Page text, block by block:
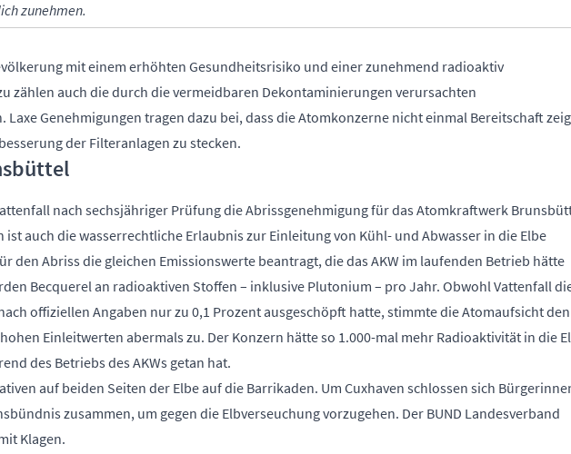
zunehmen.
mit einem erhöhten Gesundheitsrisiko und einer zunehmend radioaktiv
zählen auch die durch die vermeidbaren Dekontaminierungen verursachten
Laxe Genehmigungen tragen dazu bei, dass die Atomkonzerne nicht einmal Bereitschaft
der Filteranlagen zu stecken.
nach sechsjähriger Prüfung die Abrissgenehmigung für das Atomkraftwerk
ist auch die wasserrechtliche Erlaubnis zur Einleitung von Kühl- und Abwasser in die Elbe
den Abriss die gleichen Emissionswerte beantragt, die das AKW im laufenden Betrieb hätte
Becquerel an radioaktiven Stoffen – inklusive Plutonium – pro Jahr. Obwohl Vattenfall
offiziellen Angaben nur zu 0,1 Prozent ausgeschöpft hatte, stimmte die Atomaufsicht den
Einleitwerten abermals zu. Der Konzern hätte so 1.000-mal mehr Radioaktivität in die
des Betriebs des AKWs getan hat.
auf beiden Seiten der Elbe auf die Barrikaden. Um Cuxhaven schlossen sich
zusammen, um gegen die Elbverseuchung vorzugehen. Der BUND Landesverband
Klagen.